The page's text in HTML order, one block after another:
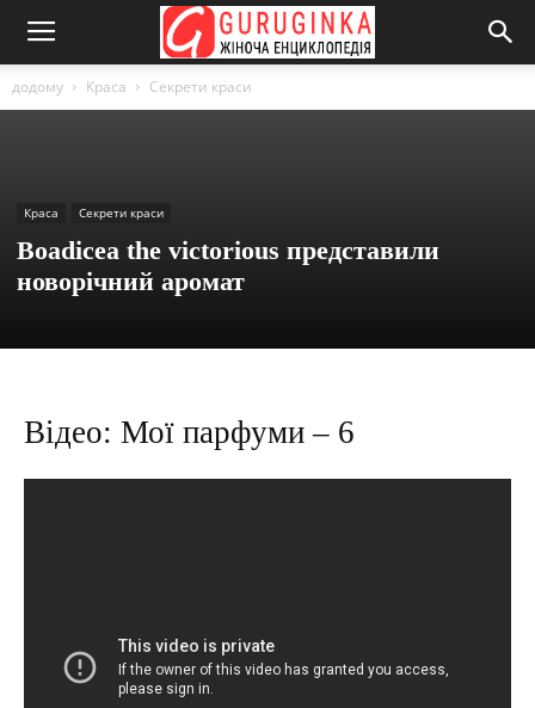
додому Краса Секрети краси
Краса Секрети краси
Boadicea the victorious представили
новорічний аромат
Відео: Мої парфуми – 6